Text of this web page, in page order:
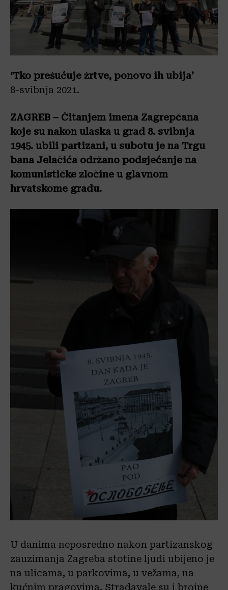
‘Tko prešućuje žrtve, ponovo ih ubija’
8-svibnja 2021.
ZAGREB – Čitanjem imena Zagrepčana
koje su nakon ulaska u grad 8. svibnja
1945. ubili partizani, u subotu je na Trgu
bana Jelačića održano podsjećanje na
komunističke zločine u glavnom
hrvatskome gradu.
U danima neposredno nakon partizanskog
zauzimanja Zagreba stotine ljudi ubijeno je
na ulicama, u parkovima, u vežama, na
kućnim pragovima. Stradavale su i brojne